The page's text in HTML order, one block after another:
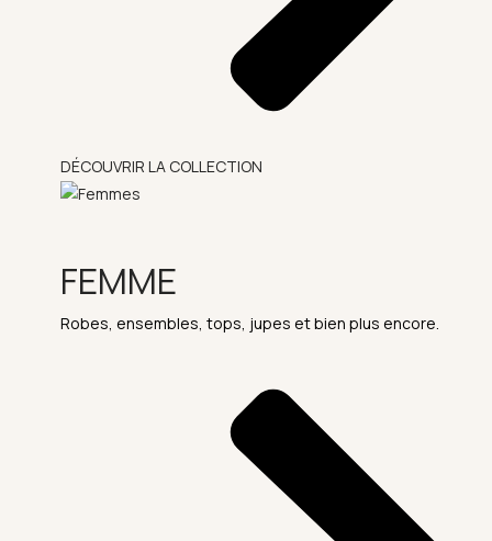
DÉCOUVRIR LA COLLECTION
FEMME
Robes, ensembles, tops, jupes et bien plus encore.